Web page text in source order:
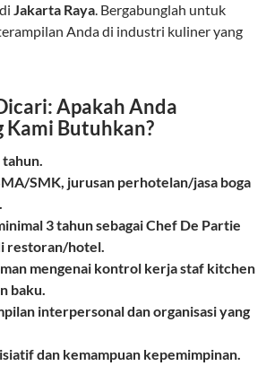
di Jakarta Raya. Bergabunglah untuk
Anda di industri kuliner yang
Apakah Anda
Kami Butuhkan?
tahun.
SMK, jurusan perhotelan/jasa boga
3 tahun sebagai Chef De Partie
restoran/hotel.
mengenai kontrol kerja staf kitchen
baku.
interpersonal dan organisasi yang
dan kemampuan kepemimpinan.